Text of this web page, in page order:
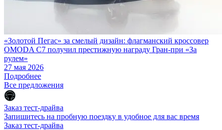
«Золотой Пегас» за смелый дизайн: флагманский кроссовер
OMODA C7 получил престижную награду Гран-при «За
рулем»
27 мая 2026
Подробнее
Все предложения
Заказ тест-драйва
Запишитесь на пробную поездку в удобное для вас время
Заказ тест-драйва